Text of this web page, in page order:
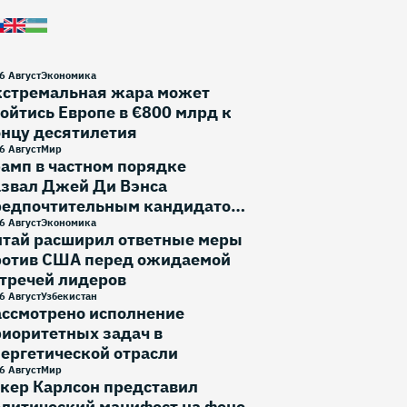
АвгустЭкономика
жара может
Европе в €800 млрд к
десятилетия
АвгустМир
в частном порядке
Джей Ди Вэнса
кандидатом
выборы 2028 года
АвгустЭкономика
расширил ответные меры
США перед ожидаемой
лидеров
АвгустУзбекистан
исполнение
задач в
отрасли
АвгустМир
Карлсон представил